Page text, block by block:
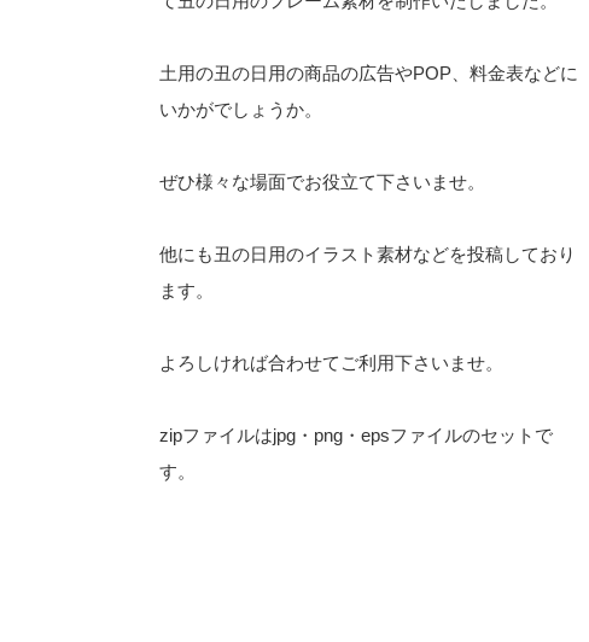
土用の丑の日用の商品の広告やPOP、料金表などに
いかがでしょうか。
ぜひ様々な場面でお役立て下さいませ。
他にも丑の日用のイラスト素材などを投稿しており
ます。
よろしければ合わせてご利用下さいませ。
zipファイルはjpg・png・epsファイルのセットで
す。